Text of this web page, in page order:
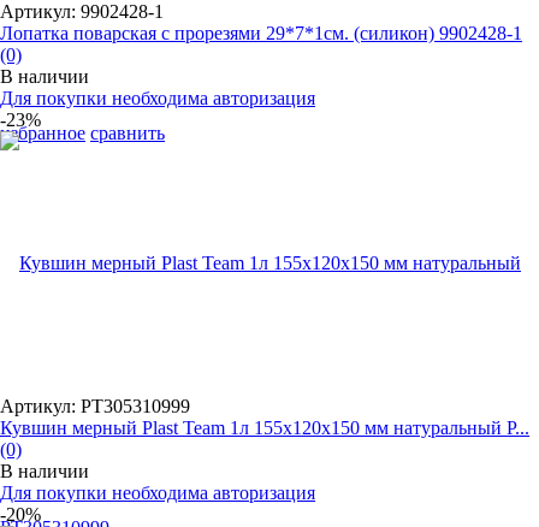
избранное сравнить
Артикул: 9902428-1
Лопатка поварская с прорезями 29*7*1см. (силикон) 9902428-1
(0)
В наличии
Для покупки необходима авторизация
-23%
Артикул: PT305310999
Кувшин мерный Plast Team 1л 155х120х150 мм натуральный P...
(0)
В наличии
Для покупки необходима авторизация
-20%